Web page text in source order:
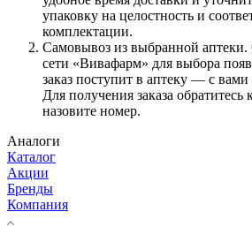
упаковку на целостность и
комплектации.
Самовывоз из выбранной аптеки.
сети «Вивафарм» для выбора
заказ поступит в аптеку — с вами
Для получения заказа обратитесь
назовите номер.
Аналоги
Каталог
Акции
Бренды
Компания